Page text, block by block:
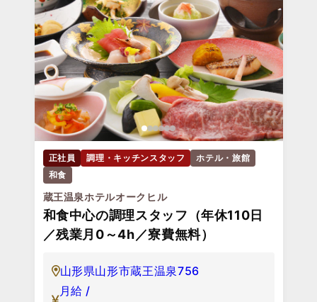
正社員 調理・キッチンスタッフ
ホテル・旅館
和食
蔵王温泉ホテルオークヒル
和食中心の調理スタッフ（年休110日
／残業月0～4h／寮費無料）
山形県山形市蔵王温泉756
月給 /